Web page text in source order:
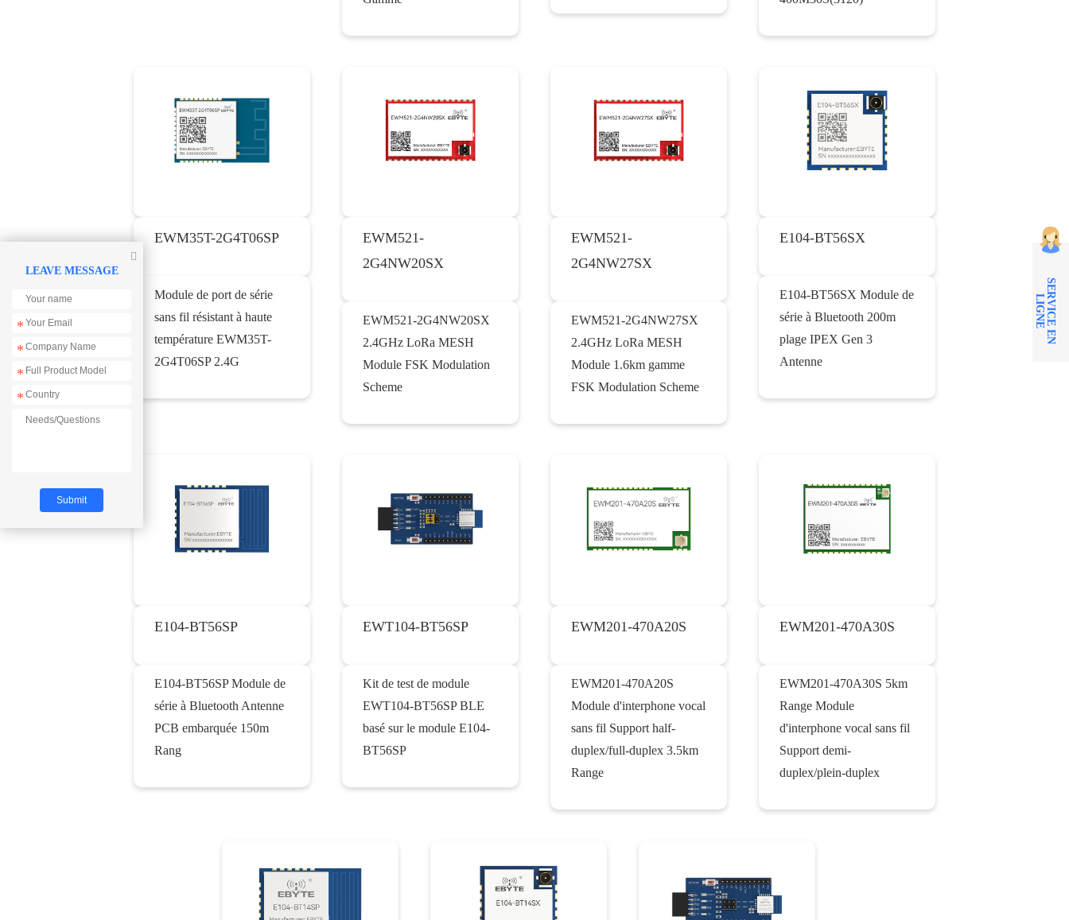
EWM35T-2G4T06SP
Module de port de série
sans fil résistant à haute
température EWM35T-
2G4T06SP 2.4G
EWM521-
2G4NW20SX
EWM521-2G4NW20SX
2.4GHz LoRa MESH
Module FSK Modulation
Scheme
EWM521-
2G4NW27SX
EWM521-2G4NW27SX
2.4GHz LoRa MESH
Module 1.6km gamme
FSK Modulation Scheme
E104-BT56SX
E104-BT56SX Module de
série à Bluetooth 200m
plage IPEX Gen 3
Antenne
E104-BT56SP
E104-BT56SP Module de
série à Bluetooth Antenne
PCB embarquée 150m
Rang
EWT104-BT56SP
Kit de test de module
EWT104-BT56SP BLE
basé sur le module E104-
BT56SP
EWM201-470A20S
EWM201-470A20S
Module d'interphone vocal
sans fil Support half-
duplex/full-duplex 3.5km
Range
EWM201-470A30S
EWM201-470A30S 5km
Range Module
d'interphone vocal sans fil
Support demi-
duplex/plein-duplex

LEAVE MESSAGE
*
*
*
*
S
E
R
V
I
C
E
E
N
LI
G
N
E